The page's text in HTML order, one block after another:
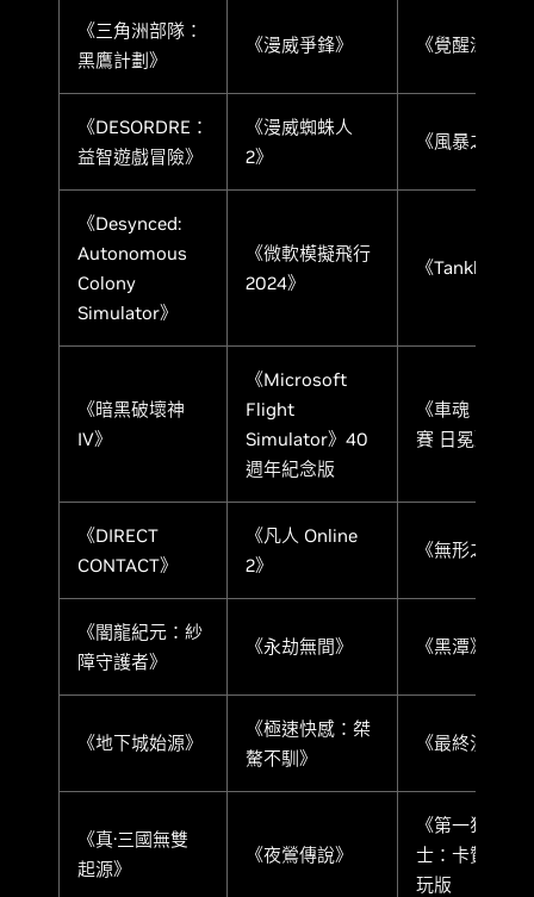
《三角洲部隊：
黑鷹計劃》
《漫威爭鋒》 《覺醒深淵》
《DESORDRE：
益智遊戲冒險》
《漫威蜘蛛人
2》
《風暴之門》
《Desynced:
Autonomous
Colony
Simulator》
《微軟模擬飛行
2024》
《Tankhead》
《暗黑破壞神
IV》
《Microsoft
Flight
Simulator》40
週年紀念版
《車魂：無限
賽 日冕》
《DIRECT
CONTACT》
《凡人 Online
2》
《無形之軸》
《闇龍紀元：紗
障守護者》
《永劫無間》 《黑潭》
《地下城始源》
《極速快感：桀
驁不馴》
《最終決戰》
《真·三國無雙
起源》
《夜鶯傳說》
《第一狂戰
士：卡贊》試
玩版